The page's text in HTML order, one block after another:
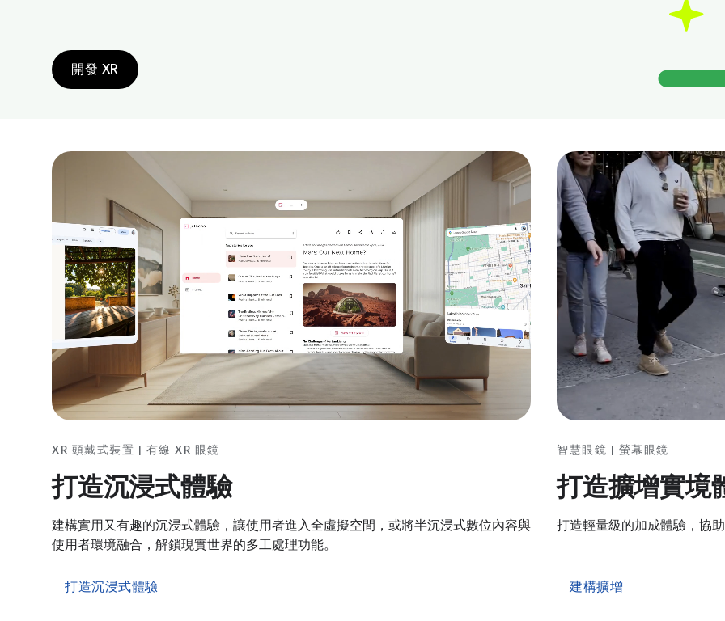
開發 XR
XR 頭戴式裝置 | 有線 XR 眼鏡
打造沉浸式體驗
建構實用又有趣的沉浸式體驗，讓使用者進入全虛擬空間，或將半沉浸式數位內容與
使用者環境融合，解鎖現實世界的多工處理功能。
打造沉浸式體驗
智慧眼鏡 | 螢幕眼鏡
打造擴增實境
打造輕量級的加成體驗，協
建構擴增